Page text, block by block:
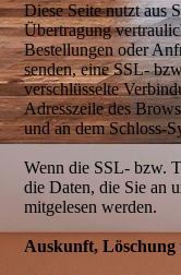
Diese Seite nutzt aus
Übertragung
Bestellungen oder
senden, eine SSL-
verschlüsselte
Adresszeile des
und an dem Schloss-
Wenn die SSL- bzw.
die Daten, die Sie an
mitgelesen werden.
Auskunft,